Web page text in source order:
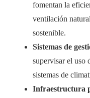
fomentan la
ventilación
sostenible.
Sistemas de
supervisar el uso
sistemas de
Infraestructura